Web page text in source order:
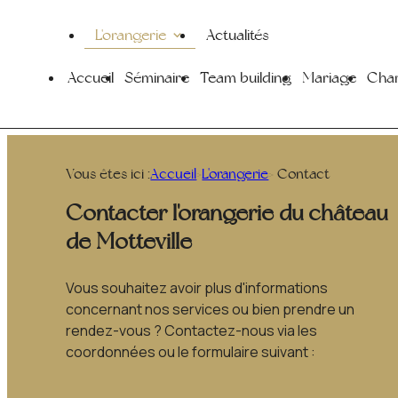
L'orangerie Actualités
Accueil Séminaire Team building Mariage
Vous êtes ici :Accueil >L'orangerie > Contact
Contacter l'orangerie du château
de Motteville
Vous souhaitez avoir plus d'informations
concernant nos services ou bien prendre un
rendez-vous ?Contactez-nous via les
coordonnées ou le formulaire suivant :